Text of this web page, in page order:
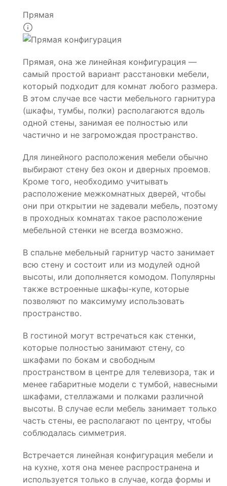
Прямая
Прямая, она же линейная конфигурация —
самый простой вариант расстановки мебели,
который подходит для комнат любого размера.
В этом случае все части мебельного гарнитура
(шкафы, тумбы, полки) располагаются вдоль
одной стены, занимая ее полностью или
частично и не загромождая пространство.
Для линейного расположения мебели обычно
выбирают стену без окон и дверных проемов.
Кроме того, необходимо учитывать
расположение межкомнатных дверей, чтобы
они при открытии не задевали мебель, поэтому
в проходных комнатах такое расположение
мебельной стенки не всегда возможно.
В спальне мебельный гарнитур часто занимает
всю стену и состоит или из модулей одной
высоты, или дополняется комодом. Популярны
также встроенные шкафы-купе, которые
позволяют по максимуму использовать
пространство.
В гостиной могут встречаться как стенки,
которые полностью занимают стену, со
шкафами по бокам и свободным
пространством в центре для телевизора, так и
менее габаритные модели с тумбой, навесными
шкафами, стеллажами и полками различной
высоты. В случае если мебель занимает только
часть стены, ее располагают по центру, чтобы
соблюдалась симметрия.
Встречается линейная конфигурация мебели и
на кухне, хотя она менее распространена и
используется только в случае, когда формы и